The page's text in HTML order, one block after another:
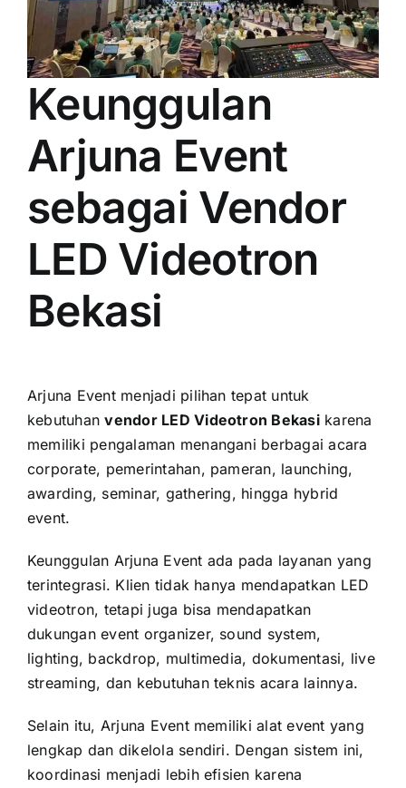
Keunggulan
Arjuna Event
sebagai Vendor
LED Videotron
Bekasi
Arjuna Event menjadi pilihan tepat untuk
kebutuhanvendor LED Videotron Bekasikarena
memiliki pengalaman menangani berbagai acara
corporate, pemerintahan, pameran, launching,
awarding, seminar, gathering, hingga hybrid
event.
Keunggulan Arjuna Event ada pada layanan yang
terintegrasi. Klien tidak hanya mendapatkan LED
videotron, tetapi juga bisa mendapatkan
dukungan event organizer, sound system,
lighting, backdrop, multimedia, dokumentasi, live
streaming, dan kebutuhan teknis acara lainnya.
Selain itu, Arjuna Event memiliki alat event yang
lengkap dan dikelola sendiri. Dengan sistem ini,
koordinasi menjadi lebih efisien karena